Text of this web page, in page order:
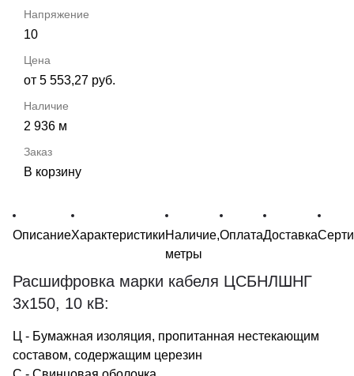
10
от 5 553,27 руб.
2 936 м
В корзину
ОписаниеХарактеристикиНаличие,
метры
ОплатаДоставка
Расшифровка марки кабеля ЦСБНЛШНГ
3х150, 10 кВ:
Ц - Бумажная изоляция, пропитанная нестекающим
составом, содержащим церезин